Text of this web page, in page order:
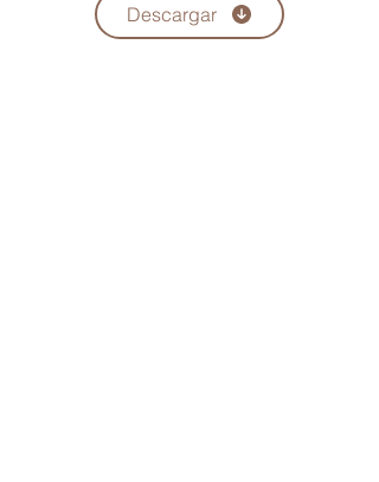
Descargar